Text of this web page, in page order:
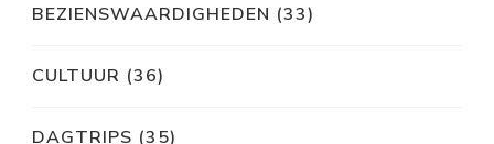
BEZIENSWAARDIGHEDEN (33)
CULTUUR (36)
DAGTRIPS (35)